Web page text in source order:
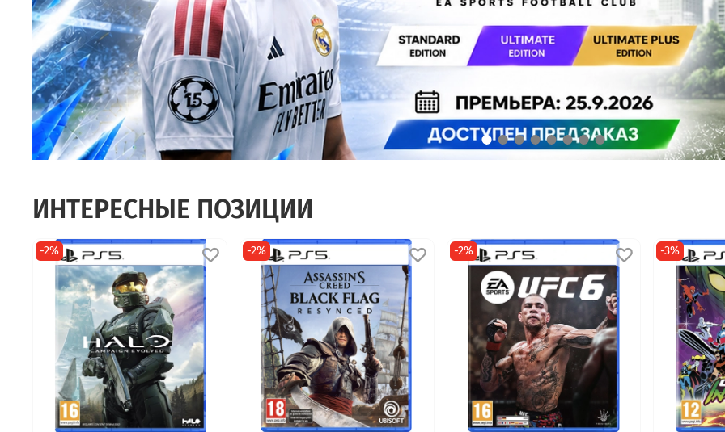
ИНТЕРЕСНЫЕ ПОЗИЦИИ
-2% -2% -2% -3%